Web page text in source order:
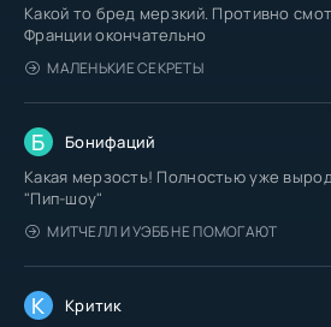
Какой то бред мерзкий. Противно
Франции окончательно
МАЛЕНЬКИЕ СЕКРЕТЫ
Б Бонифаций
Какая мерзость! Полностью уже
"Пип-шоу"
МИТЧЕЛЛ И УЭББ НЕ ПОМОГАЮТ
К Критик